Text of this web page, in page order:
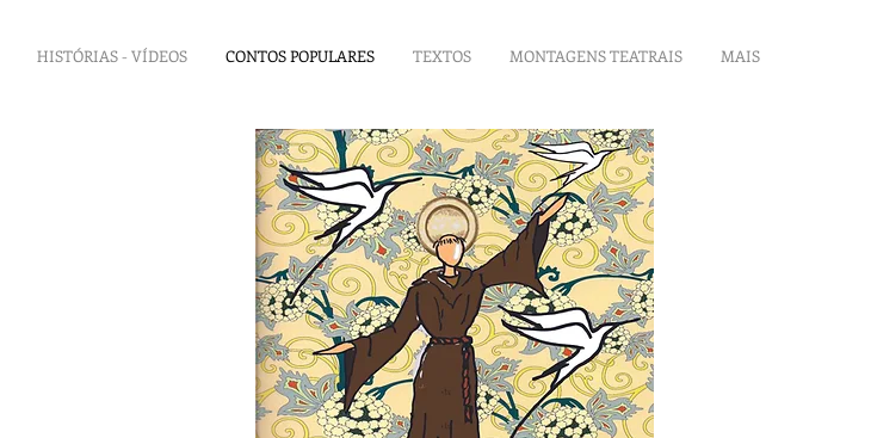
HISTÓRIAS - VÍDEOS CONTOS POPULARES TEXTOS MONTAGENS TEATRAIS MAIS